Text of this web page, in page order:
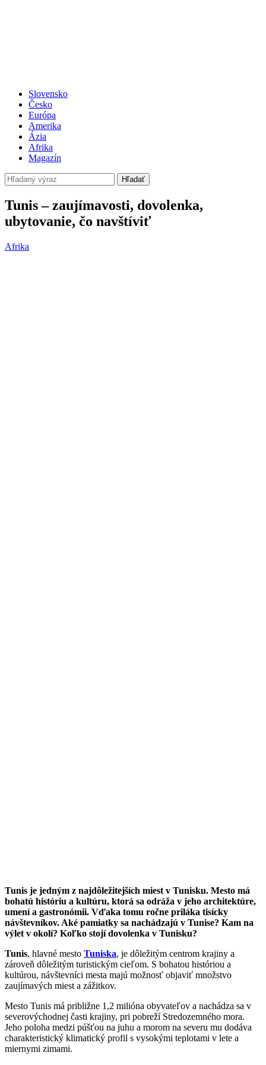
Slovensko
Česko
Európa
Amerika
Ázia
Afrika
Magazín
Hľadať
Tunis – zaujímavosti, dovolenka,
ubytovanie, čo navštíviť
Afrika
Tunis je jedným z najdôležitejších miest v Tunisku. Mesto má
bohatú históriu a kultúru, ktorá sa odráža v jeho architektúre,
umení a gastronómii. Vďaka tomu ročne priláka tisícky
návštevníkov. Aké pamiatky sa nachádzajú v Tunise? Kam na
výlet v okolí? Koľko stojí dovolenka v Tunisku?
Tunis, hlavné mesto Tuniska, je dôležitým centrom krajiny a
zároveň dôležitým turistickým cieľom. S bohatou históriou a
kultúrou, návštevníci mesta majú možnosť objaviť množstvo
zaujímavých miest a zážitkov.
Mesto Tunis má približne 1,2 milióna obyvateľov a nachádza sa v
severovýchodnej časti krajiny, pri pobreží Stredozemného mora.
Jeho poloha medzi púšťou na juhu a morom na severu mu dodáva
charakteristický klimatický profil s vysokými teplotami v lete a
miernymi zimami.